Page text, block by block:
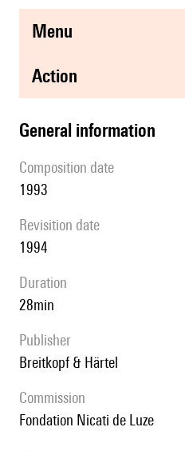
menu
action
general information
composition date
1993
revisition date
1994
duration
28min
publisher
Breitkopf & Härtel
Commission
Fondation Nicati de Luze